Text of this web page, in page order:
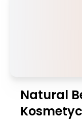
Natural